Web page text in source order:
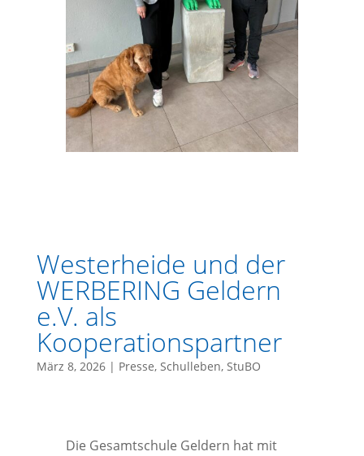
Westerheide und der
WERBERING Geldern
e.V. als
Kooperationspartner
März 8, 2026| Presse, Schulleben, StuBO
Die Gesamtschule Geldern hat mit